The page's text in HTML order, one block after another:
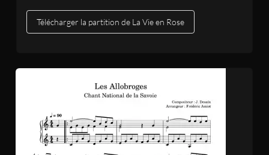
Télécharger la partition de La Vie en Rose